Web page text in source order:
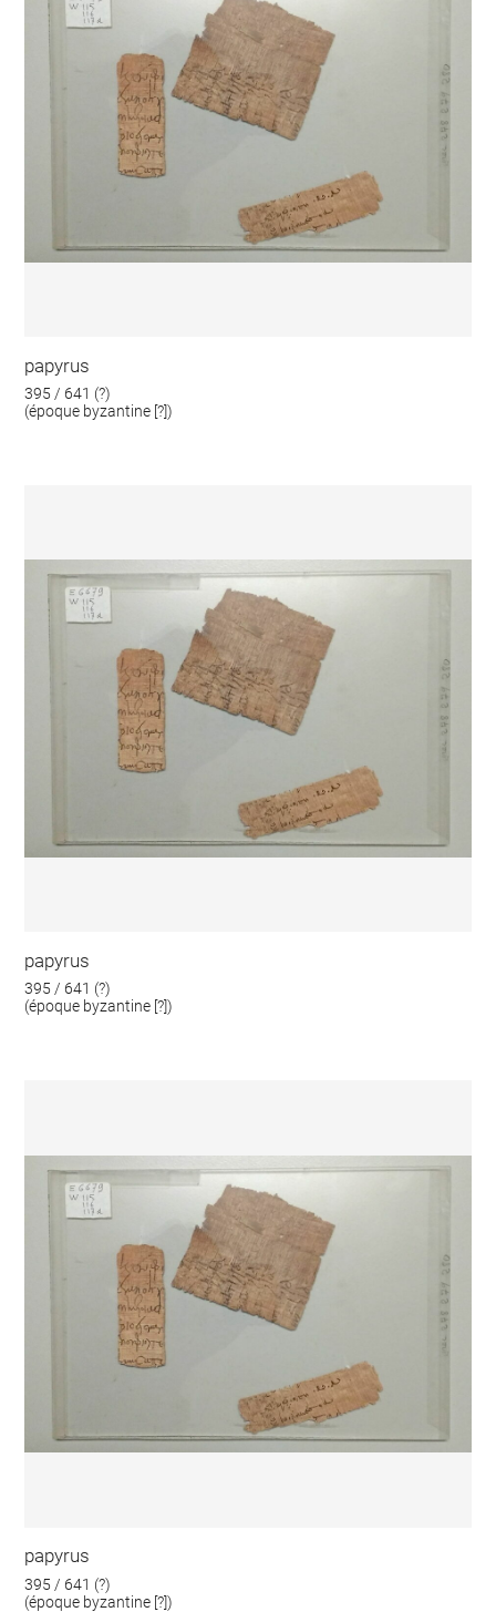
papyrus
395 / 641 (?)
(époque byzantine [?])
papyrus
395 / 641 (?)
(époque byzantine [?])
papyrus
395 / 641 (?)
(époque byzantine [?])